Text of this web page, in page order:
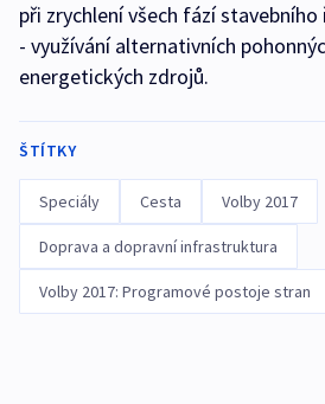
při zrychlení všech fází stavebního
- využívání alternativních
energetických zdrojů.
ŠTÍTKY
Speciály Cesta Volby 2017
Doprava a dopravní infrastruktura
Volby 2017: Programové postoje stran